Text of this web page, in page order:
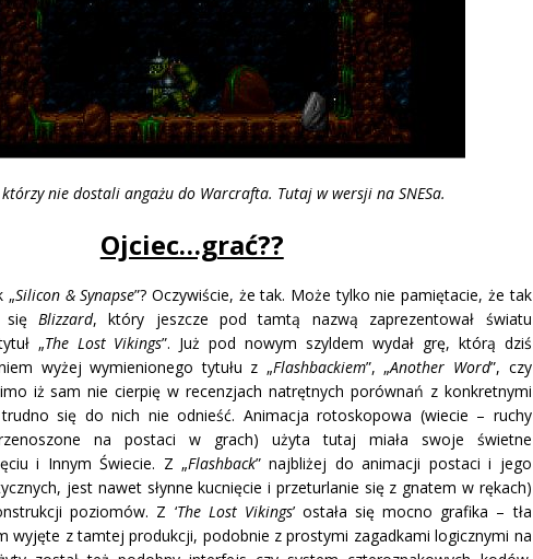
nie dostali angażu do Warcrafta. Tutaj w wersji na SNESa.
Ojciec…grać??
„Silicon & Synapse”? Oczywiście, że tak. Może tylko nie pamiętacie, że tak
się Blizzard, który jeszcze pod tamtą nazwą zaprezentował światu
„The Lost Vikings”. Już pod nowym szyldem wydał grę, którą dziś
wyżej wymienionego tytułu z „Flashbackiem”, „Another Word”, czy
iż sam nie cierpię w recenzjach natrętnych porównań z konkretnymi
się do nich nie odnieść. Animacja rotoskopowa (wiecie – ruchy
na postaci w grach) użyta tutaj miała swoje świetne
i Innym Świecie. Z „Flashback” najbliżej do animacji postaci i jego
jest nawet słynne kucnięcie i przeturlanie się z gnatem w rękach)
poziomów. Z ‘The Lost Vikings’ ostała się mocno grafika – tła
wyjęte z tamtej produkcji, podobnie z prostymi zagadkami logicznymi na